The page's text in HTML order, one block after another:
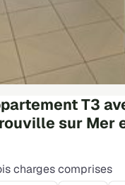
T3
sur Mer
charges comprises